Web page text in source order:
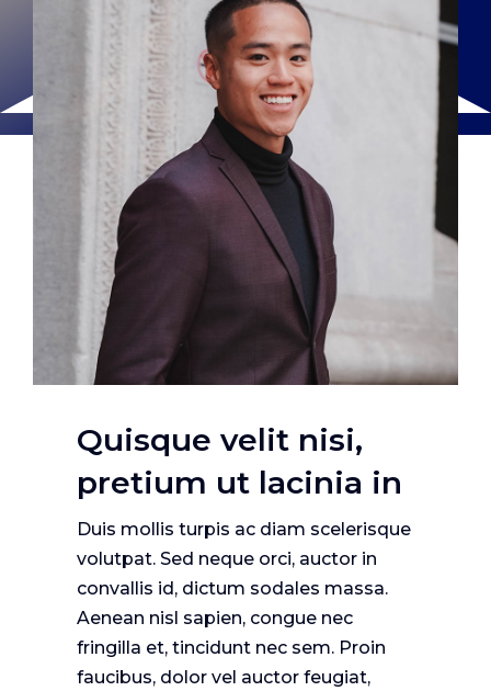
Quisque velit nisi,
pretium ut lacinia in
Duis mollis turpis ac diam scelerisque
volutpat. Sed neque orci, auctor in
convallis id, dictum sodales massa.
Aenean nisl sapien, congue nec
fringilla et, tincidunt nec sem. Proin
faucibus, dolor vel auctor feugiat,